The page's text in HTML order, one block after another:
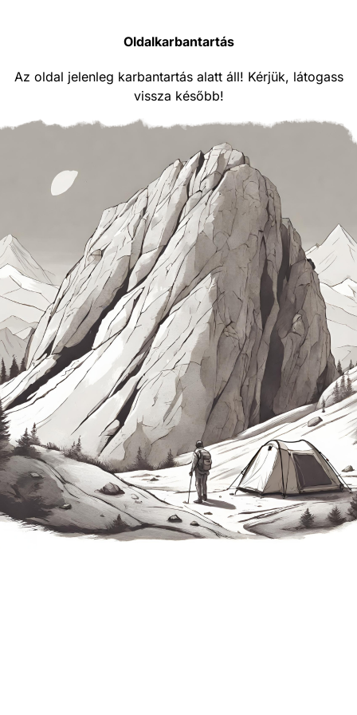
Oldalkarbantartás
Az oldal jelenleg karbantartás alatt áll! Kérjük, látogass
vissza később!